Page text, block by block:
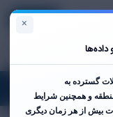
×
گسترده به
و همچنین شرایط
بیش از هر زمان دیگری
سبد خرید